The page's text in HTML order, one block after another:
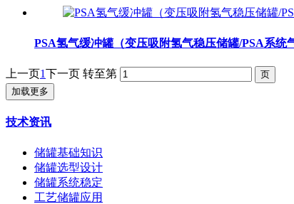
PSA氢气缓冲罐（变压吸附氢气稳压储罐/PSA系统
上一页1下一页 转至第
加载更多
技术资讯
储罐基础知识
储罐选型设计
储罐系统稳定
工艺储罐应用